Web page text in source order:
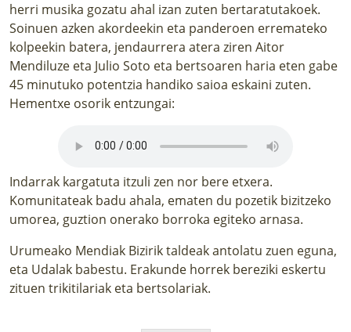
herri musika gozatu ahal izan zuten bertaratutakoek.
Soinuen azken akordeekin eta panderoen erremateko
kolpeekin batera, jendaurrera atera ziren Aitor
Mendiluze eta Julio Soto eta bertsoaren haria eten gabe
45 minutuko potentzia handiko saioa eskaini zuten.
Hementxe osorik entzungai:
Indarrak kargatuta itzuli zen nor bere etxera.
Komunitateak badu ahala, ematen du pozetik bizitzeko
umorea, guztion onerako borroka egiteko arnasa.
Urumeako Mendiak Bizirik taldeak antolatu zuen eguna,
eta Udalak babestu. Erakunde horrek bereziki eskertu
zituen trikitilariak eta bertsolariak.